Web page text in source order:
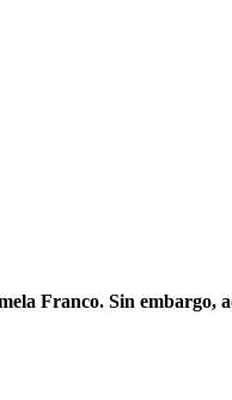
Franco. Sin embargo,